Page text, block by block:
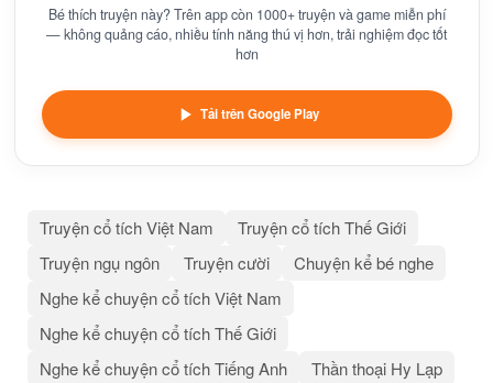
Bé thích truyện này? Trên app còn 1000+ truyện và game miễn phí
— không quảng cáo, nhiều tính năng thú vị hơn, trải nghiệm đọc tốt
hơn
Tải trên Google Play
Truyện cổ tích Việt Nam
Truyện cổ tích Thế Giới
Truyện ngụ ngôn
Truyện cười
Chuyện kể bé nghe
Nghe kể chuyện cổ tích Việt Nam
Nghe kể chuyện cổ tích Thế Giới
Nghe kể chuyện cổ tích Tiếng Anh
Thần thoại Hy Lạp